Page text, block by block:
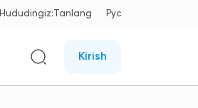
Hududingiz:Tanlang Рус
Kirish